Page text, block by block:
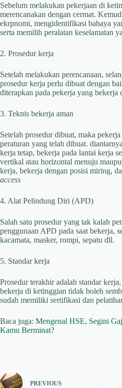
Sebelum melakukan pekerjaan di
merencanakan dengan cermat.
ekrpnomi, mengidentifikasi bahaya
serta memilih peralatan keselamatan
2. Prosedur kerja
Setelah melakukan perencanaan,
prosedur kerja perlu dibuat dengan
diterapkan pada pekerja yang bekerja
3. Teknis bekerja aman
Setelah prosedur dibuat, maka
peraturan yang telah dibuat.
kerja tetap, bekerja pada lantai kerja
vertikal atau horizontal menuju
kerja, bekerja dengan posisi miring,
access
4. Alat Pelindung Diri (APD)
Salah satu prosedur yang tak kalah
penggunaan APD pada saat bekerja,
kacamata, masker, rompi, sepatu dll.
5. Standar kerja
Prosedur terakhir adalah standar
bekerja di ketinggian tidak boleh
sudah memiliki sertifikasi dan
Baca juga: Mengenal HSE, Segini
Kamu Berminat?
PREVIOUS